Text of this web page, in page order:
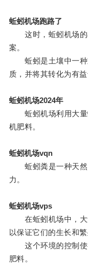
蚯蚓机场跑路了
这时，蚯蚓机场的
案。
蚯蚓是土壤中一种
质，并将其转化为有
蚯蚓机场2024年
蚯蚓机场利用大量
机肥料。
蚯蚓机场vqn
蚯蚓粪是一种天然
力。
蚯蚓机场vps
在蚯蚓机场中，大
以保证它们的生长和繁
这个环境的控制使
肥料。